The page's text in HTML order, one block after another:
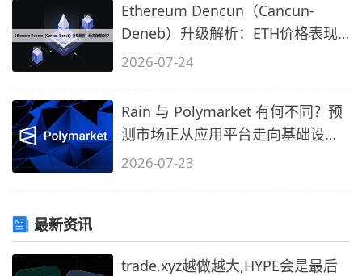
Ethereum Dencun（Cancun-
Deneb）升级解析：ETH价格表现
如何？
2026-07-24
Rain 与 Polymarket 有何不同？预
测市场正从应用平台走向基础设施
时代
2026-07-23
最新资讯
trade.xyz越做越大,HYPE会是最后